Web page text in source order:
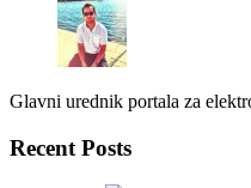
Glavni urednik portala za
Recent Posts